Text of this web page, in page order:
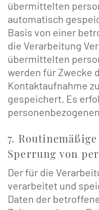
übermittelten
automatisch
Basis von einer
die Verarbeitung
übermittelten
werden für Zwecke
Kontaktaufnahme
gespeichert. Es
7.
Sperrung von
Der für die
verarbeitet und
Daten der